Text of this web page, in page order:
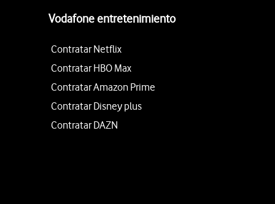
Vodafone entretenimiento
Contratar Netflix
Contratar HBO Max
Contratar Amazon Prime
Contratar Disney plus
Contratar DAZN